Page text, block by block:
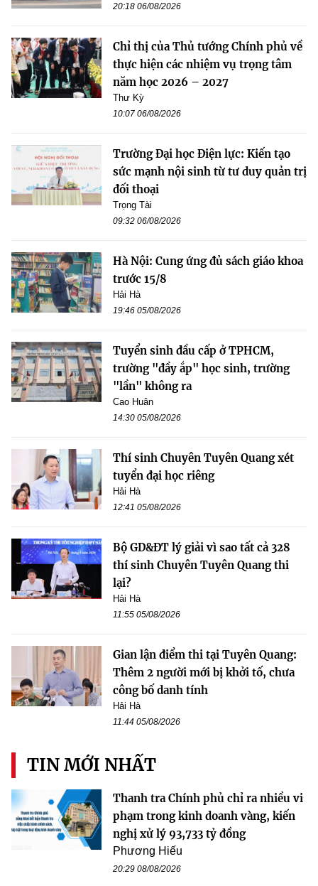
20:18 06/08/2026
Chỉ thị của Thủ tướng Chính phủ về
thực hiện các nhiệm vụ trọng tâm
năm học 2026 – 2027
Thư Kỳ
10:07 06/08/2026
Trường Đại học Điện lực: Kiến tạo
sức mạnh nội sinh từ tư duy quản trị
đối thoại
Trọng Tài
09:32 06/08/2026
Hà Nội: Cung ứng đủ sách giáo khoa
trước 15/8
Hải Hà
19:46 05/08/2026
Tuyển sinh đầu cấp ở TPHCM,
trường "đầy ắp" học sinh, trường
"lần" không ra
Cao Huân
14:30 05/08/2026
Thí sinh Chuyên Tuyên Quang xét
tuyển đại học riêng
Hải Hà
12:41 05/08/2026
Bộ GD&ĐT lý giải vì sao tất cả 328
thí sinh Chuyên Tuyên Quang thi
lại?
Hải Hà
11:55 05/08/2026
Gian lận điểm thi tại Tuyên Quang:
Thêm 2 người mới bị khởi tố, chưa
công bố danh tính
Hải Hà
11:44 05/08/2026
TIN MỚI NHẤT
Thanh tra Chính phủ chỉ ra nhiều vi
phạm trong kinh doanh vàng, kiến
nghị xử lý 93,733 tỷ đồng
Phương Hiếu
20:29 08/08/2026